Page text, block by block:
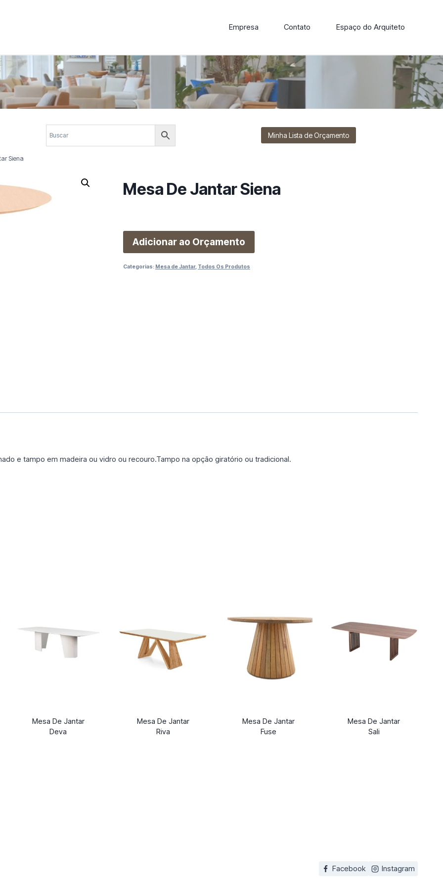
Empresa Contato Espaço do Arquiteto
com elegância, funcionalidade e personalidade. Explore nossa linha de cadeiras, poltronas, sofás e mesas de
design.
Minha Lista de Orçamento
Siena
Mesa De Jantar Siena
Adicionar ao Orçamento
Categorias: Mesa de Jantar, Todos Os Produtos
e tampo em madeira ou vidro ou recouro.Tampo na opção giratório ou tradicional.
Mesa De Jantar
Deva
Mesa De Jantar
Riva
Mesa De Jantar
Fuse
Mesa De Jantar
Sali
Facebook Instagram